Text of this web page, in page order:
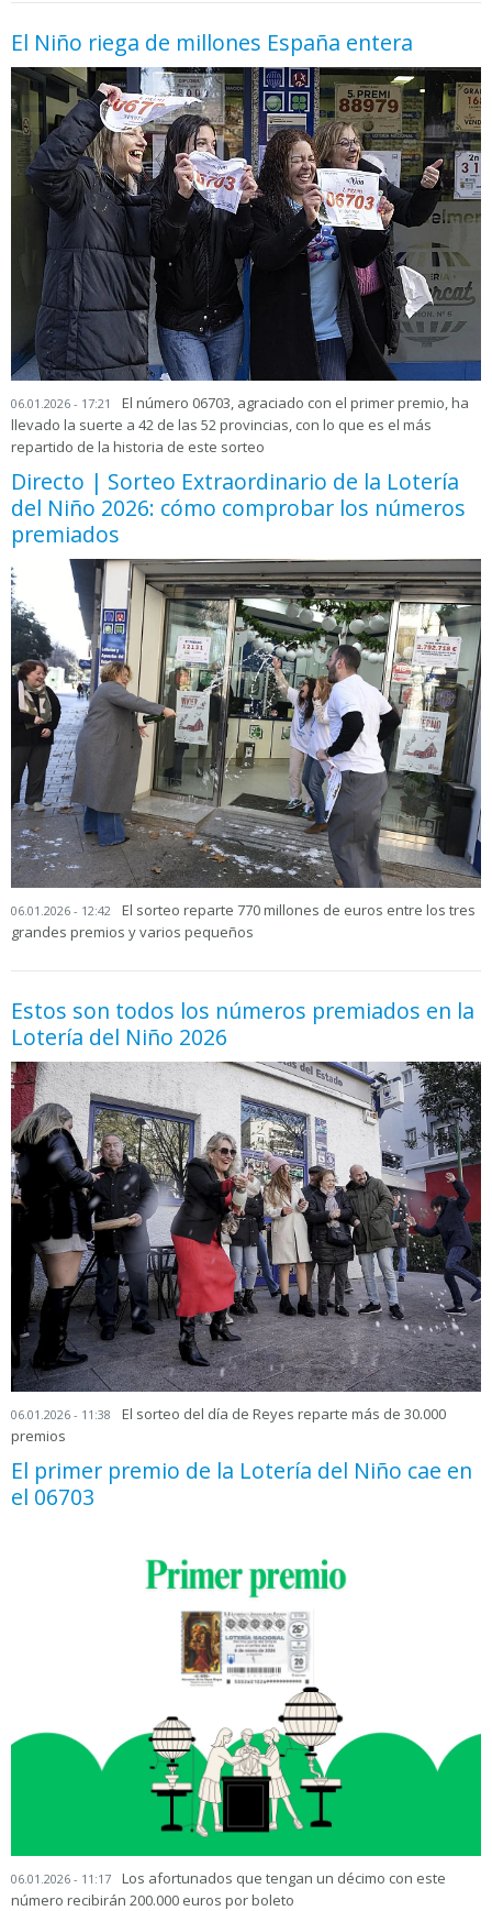
El Niño riega de millones España entera
06.01.2026 - 17:21
El número 06703, agraciado con el primer premio, ha
llevado la suerte a 42 de las 52 provincias, con lo que es el más
repartido de la historia de este sorteo
Directo | Sorteo Extraordinario de la Lotería
del Niño 2026: cómo comprobar los números
premiados
06.01.2026 - 12:42
El sorteo reparte 770 millones de euros entre los tres
grandes premios y varios pequeños
Estos son todos los números premiados en la
Lotería del Niño 2026
06.01.2026 - 11:38
El sorteo del día de Reyes reparte más de 30.000
premios
El primer premio de la Lotería del Niño cae en
el 06703
06.01.2026 - 11:17
Los afortunados que tengan un décimo con este
número recibirán 200.000 euros por boleto